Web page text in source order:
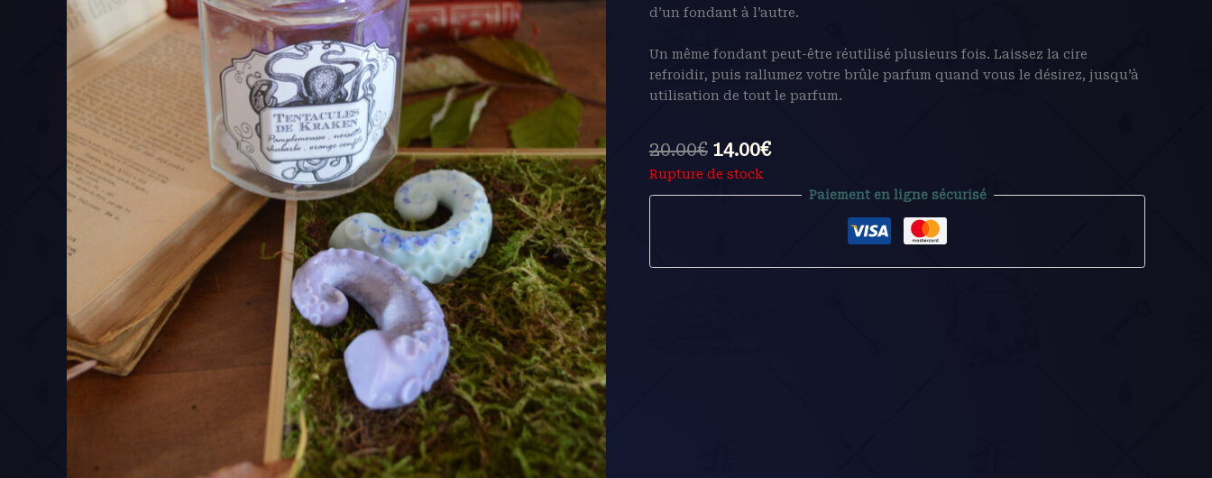
d’un fondant à l’autre.
Un même fondant peut-être réutilisé plusieurs fois. Laissez la cire
refroidir, puis rallumez votre brûle parfum quand vous le désirez, jusqu’à
utilisation de tout le parfum.
20.00€ 14.00€
Rupture de stock
Paiement en ligne sécurisé